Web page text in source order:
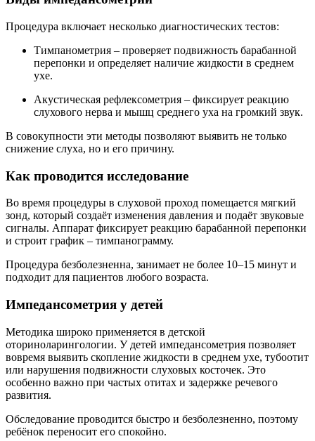
Процедура включает несколько диагностических тестов:
Тимпанометрия – проверяет подвижность барабанной
перепонки и определяет наличие жидкости в среднем
ухе.
Акустическая рефлексометрия – фиксирует реакцию
слухового нерва и мышц среднего уха на громкий звук.
В совокупности эти методы позволяют выявить не только
снижение слуха, но и его причину.
Как проводится исследование
Во время процедуры в слуховой проход помещается мягкий
зонд, который создаёт изменения давления и подаёт звуковые
сигналы. Аппарат фиксирует реакцию барабанной перепонки
и строит график – тимпанограмму.
Процедура безболезненна, занимает не более 10–15 минут и
подходит для пациентов любого возраста.
Импедансометрия у детей
Методика широко применяется в детской
оториноларингологии. У детей импедансометрия позволяет
вовремя выявить скопление жидкости в среднем ухе, тубоотит
или нарушения подвижности слуховых косточек. Это
особенно важно при частых отитах и задержке речевого
развития.
Обследование проводится быстро и безболезненно, поэтому
ребёнок переносит его спокойно.